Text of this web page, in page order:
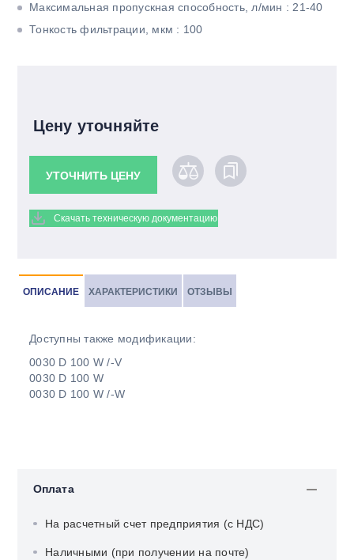
Максимальная пропускная способность, л/мин : 21-40
Тонкость фильтрации, мкм : 100
Цену уточняйте
УТОЧНИТЬ ЦЕНУ
Скачать техническую документацию
ОПИСАНИЕ ХАРАКТЕРИСТИКИ ОТЗЫВЫ
Доступны также модификации:
0030 D 100 W /-V
0030 D 100 W
0030 D 100 W /-W
Оплата
На расчетный счет предприятия (с НДС)
Наличными (при получении на почте)